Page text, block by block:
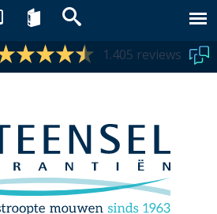
1.405 reviews